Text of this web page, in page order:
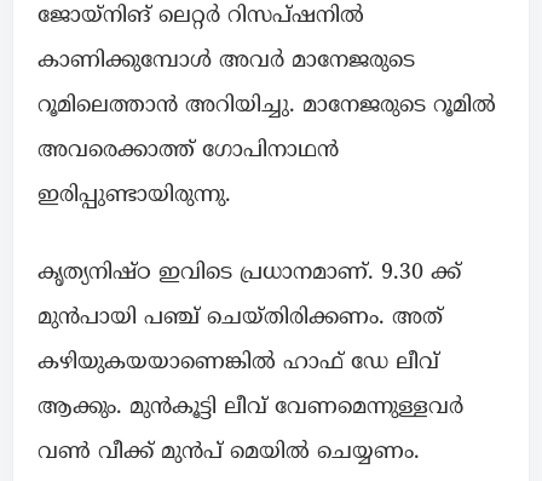
ജോയ്‌നിങ് ലെറ്റർ റിസപ്‌ഷനിൽ
കാണിക്കുമ്പോൾ അവർ മാനേജരുടെ
റൂമിലെത്താൻ അറിയിച്ചു. മാനേജരുടെ റൂമിൽ
അവരെക്കാത്ത് ഗോപിനാഥൻ
ഇരിപ്പുണ്ടായിരുന്നു.
കൃത്യനിഷ്ഠ ഇവിടെ പ്രധാനമാണ്. 9.30 ക്ക്
മുൻപായി പഞ്ച് ചെയ്തിരിക്കണം. അത്
കഴിയുകയയാണെങ്കിൽ ഹാഫ് ഡേ ലീവ്
ആക്കും. മുൻകൂട്ടി ലീവ് വേണമെന്നുള്ളവർ
വൺ വീക്ക്‌ മുൻപ് മെയിൽ ചെയ്യണം.